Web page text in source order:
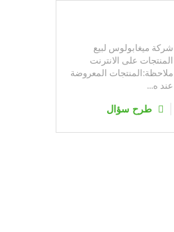
شركة ميغابولوس لبيع
المنتجات على الانترنت
ملاحظة:المنتجات المعروضة
عند ه...
طرح سؤال